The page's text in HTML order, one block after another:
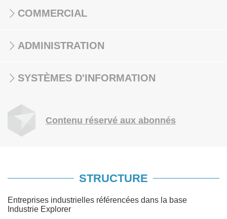
COMMERCIAL
ADMINISTRATION
SYSTÈMES D'INFORMATION
Contenu réservé aux abonnés
STRUCTURE
Entreprises industrielles référencées dans la base
Industrie Explorer